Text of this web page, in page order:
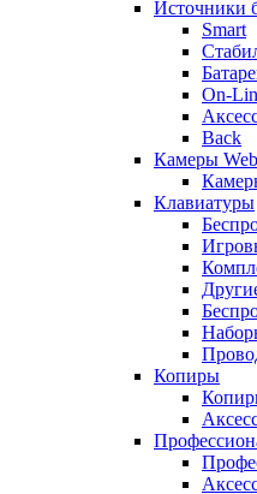
Источники
Smart
On-
Back
Камеры Web
Клавиатуры
Копиры